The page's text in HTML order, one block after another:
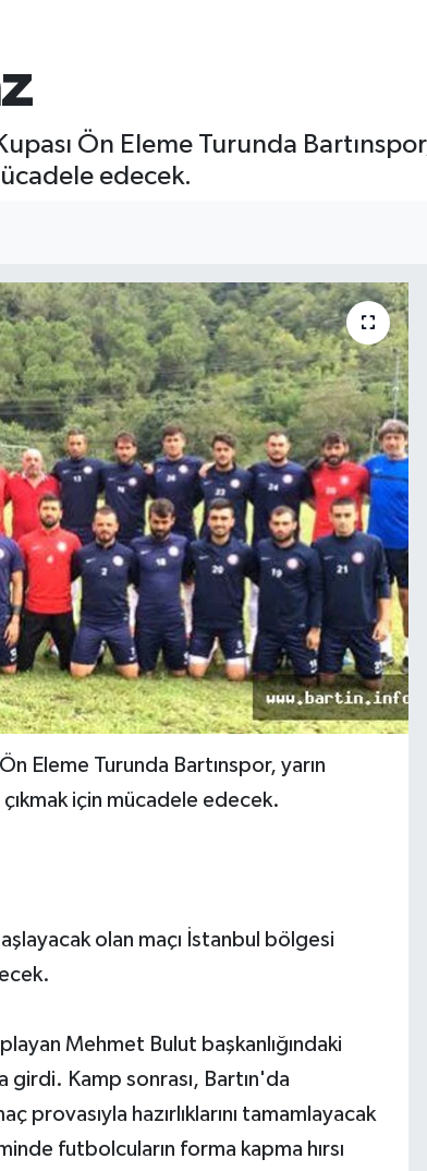
Ön Eleme Turunda
edecek.
Eleme Turunda Bartınspor, yarın
için mücadele edecek.
olan maçı İstanbul bölgesi
Mehmet Bulut başkanlığındaki
girdi. Kamp sonrası, Bartın'da
provasıyla hazırlıklarını tamamlayacak
futbolcuların forma kapma hırsı